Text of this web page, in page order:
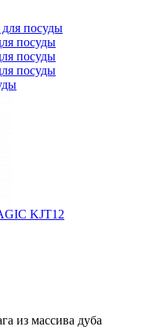
посуды
посуды
посуды
посуды
KJT12
из массива дуба